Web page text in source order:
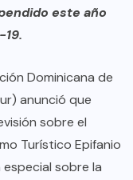
este año
Dominicana de
anunció que
sobre el
Turístico Epifanio
sobre la